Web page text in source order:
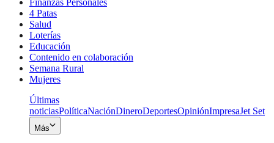
4 Patas
Salud
Loterías
Educación
Contenido en colaboración
Semana Rural
Mujeres
Últimas
noticiasPolíticaNaciónDineroDeportesOpiniónImpresaJet Set
Más